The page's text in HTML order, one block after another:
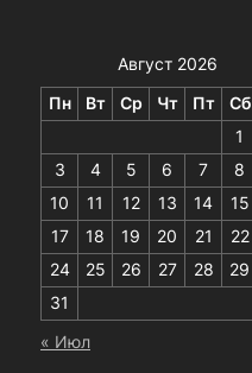
Август 2026
Пн Вт Ср Чт Пт Сб
1
3
4 5 6 7 8
10
11 12 13 14 15
17
18 19 20 21 22
24
25 26 27 28 29
31
« Июл